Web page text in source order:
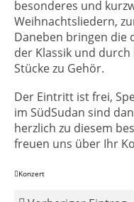
besonderes und
Weihnachtsliedern,
Daneben bringen die
der Klassik und durch
Stücke zu Gehör.
Der Eintritt ist frei,
im SüdSudan sind
herzlich zu diesem
freuen uns über Ihr
Konzert